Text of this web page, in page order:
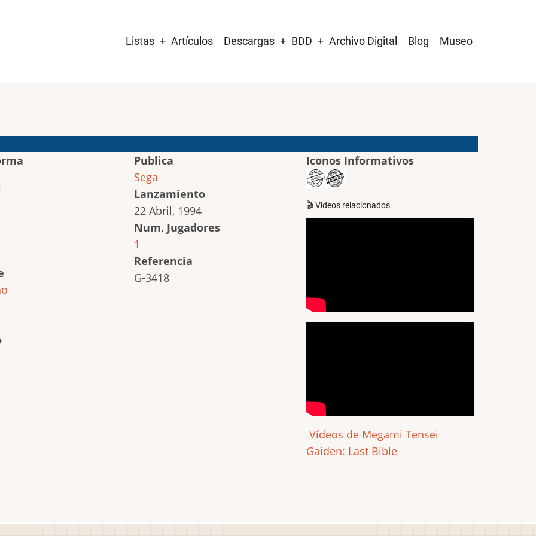
navigation
Listas Artículos Descargas BDD Archivo Digital Blog Museo
Publica
Sega
Lanzamiento
22 Abril, 1994
Num. Jugadores
1
Referencia
G-3418
Iconos Informativos
🎬 Videos relacionados
Vídeos de Megami Tensei
Gaiden: Last Bible